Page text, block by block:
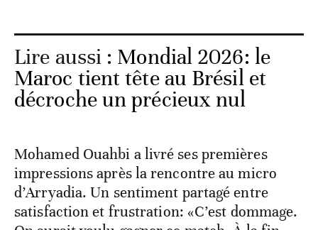
Lire aussi : Mondial 2026: le
Maroc tient tête au Brésil et
décroche un précieux nul
Mohamed Ouahbi a livré ses premières
impressions après la rencontre au micro
d’Arryadia. Un sentiment partagé entre
satisfaction et frustration: «C’est dommage.